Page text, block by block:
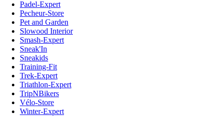
Padel-Expert
Pecheur-Store
Pet and Garden
Slowood Interior
Smash-Expert
Sneak'In
Sneakids
Training-Fit
Trek-Expert
Triathlon-Expert
TripNBikers
Vélo-Store
Winter-Expert